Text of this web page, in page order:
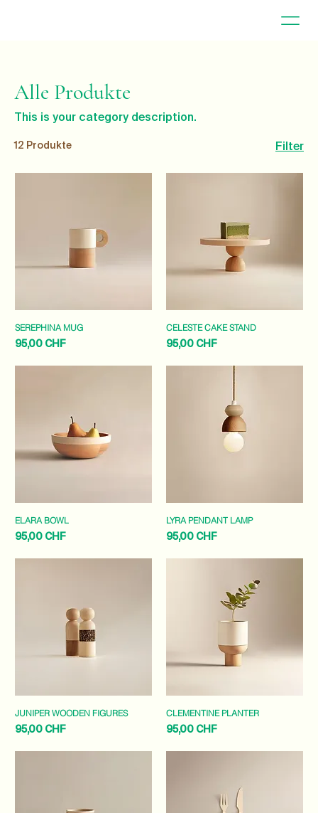
Alle Produkte
This is your category description.
12 Produkte Filter
SEREPHINA MUG
Preis
95,00 CHF
CELESTE CAKE STAND
Preis
95,00 CHF
ELARA BOWL
Preis
95,00 CHF
LYRA PENDANT LAMP
Preis
95,00 CHF
JUNIPER WOODEN FIGURES
Preis
95,00 CHF
CLEMENTINE PLANTER
Preis
95,00 CHF